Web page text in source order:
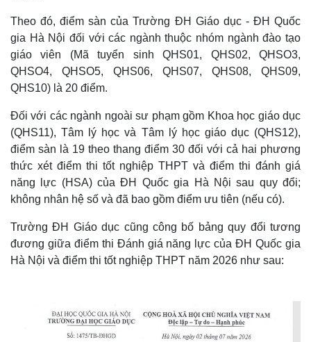
Theo đó, điểm sàn của Trường ĐH Giáo dục - ĐH Quốc
gia Hà Nội đối với các ngành thuộc nhóm ngành đào tạo
giáo viên (Mã tuyển sinh QHS01, QHS02, QHSO3,
QHSO4, QHSO5, QHS06, QHS07, QHS08, QHS09,
QHS10) là 20 điểm.
Đối với các ngành ngoài sư phạm gồm Khoa học giáo dục
(QHS11), Tâm lý học và Tâm lý học giáo dục (QHS12),
điểm sàn là 19 theo thang điểm 30 đối với cả hai phương
thức xét điểm thi tốt nghiệp THPT và điểm thi đánh giá
năng lực (HSA) của ĐH Quốc gia Hà Nội sau quy đổi;
không nhân hệ số và đã bao gồm điểm ưu tiên (nếu có).
Trường ĐH Giáo dục cũng công bố bảng quy đổi tương
đương giữa điểm thi Đánh giá năng lực của ĐH Quốc gia
Hà Nội và điểm thi tốt nghiệp THPT năm 2026 như sau: